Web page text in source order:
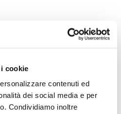
cookie
contenuti ed
dei social media e per
Condividiamo inoltre
13 novembre.